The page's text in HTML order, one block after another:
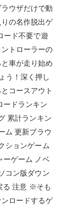
ウザだけで動
の名作脱出ゲ
ード不要で遊
トローラーの
車が走り始め
う！深く押し
コースアウト
ードランキン
累計ランキン
ム 更新ブラウ
ションゲーム
ーゲーム ノベ
コン版ダウン
る 注意 ※そも
ロードするゲ